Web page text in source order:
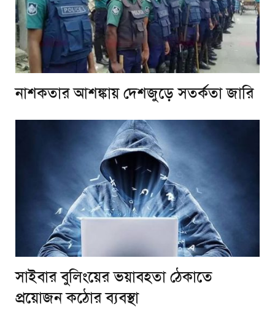
নাশকতার আশঙ্কায় দেশজুড়ে সতর্কতা জারি
সাইবার বুলিংয়ের ভয়াবহতা ঠেকাতে
প্রয়োজন কঠোর ব্যবস্থা